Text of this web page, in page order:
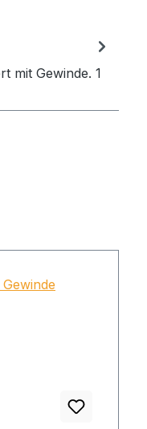
mit Gewinde. 1